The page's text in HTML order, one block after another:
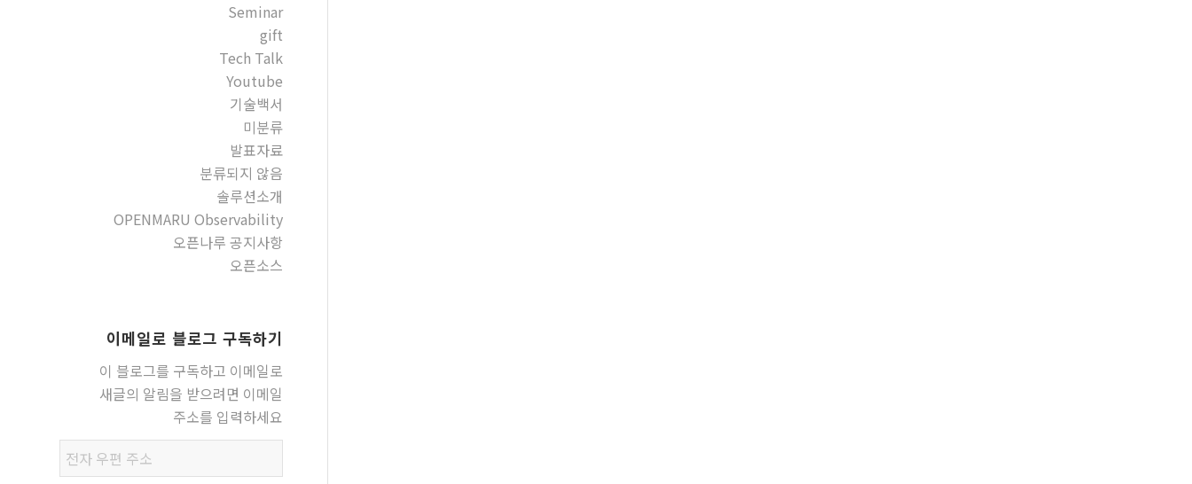
Seminar
gift
Tech Talk
Youtube
기술백서
미분류
발표자료
분류되지 않음
솔루션소개
OPENMARU Observability
오픈나루 공지사항
오픈소스
이메일로 블로그 구독하기
이 블로그를 구독하고 이메일로
새글의 알림을 받으려면 이메일
주소를 입력하세요
우편